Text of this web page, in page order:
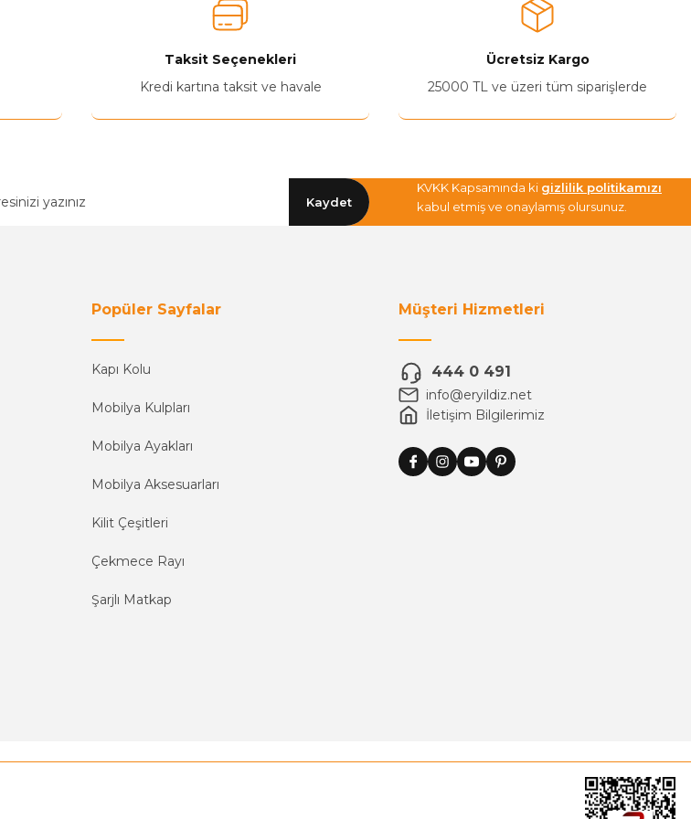
Taksit Seçenekleri
Kredi kartına taksit ve havale
Ücretsiz Kargo
25000 TL ve üzeri tüm siparişlerde
Kaydet
KVKK Kapsamında ki gizlilik politikamızı
kabul etmiş ve onaylamış olursunuz.
Popüler Sayfalar
Kapı Kolu
Mobilya Kulpları
Mobilya Ayakları
Mobilya Aksesuarları
Kilit Çeşitleri
Çekmece Rayı
Şarjlı Matkap
Müşteri Hizmetleri
444 0 491
info@eryildiz.net
İletişim Bilgilerimiz